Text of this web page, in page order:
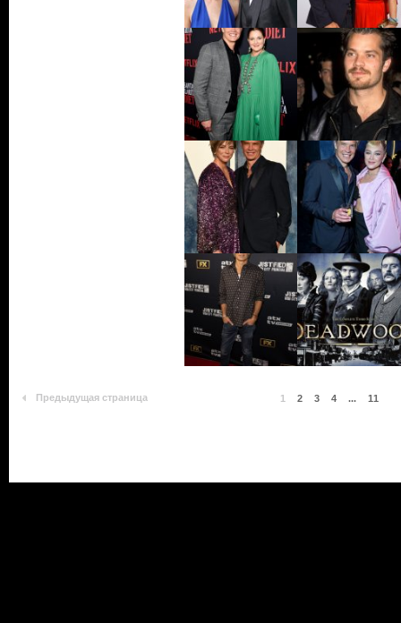
Предыдущая страница 1 2 3 4 ... 11